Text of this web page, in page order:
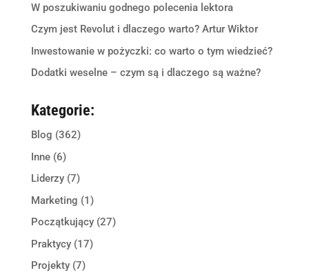
W poszukiwaniu godnego polecenia lektora
Czym jest Revolut i dlaczego warto? Artur Wiktor
Inwestowanie w pożyczki: co warto o tym wiedzieć?
Dodatki weselne – czym są i dlaczego są ważne?
Kategorie:
Blog (362)
Inne(6)
Liderzy(7)
Marketing (1)
Początkujący(27)
Praktycy(17)
Projekty(7)